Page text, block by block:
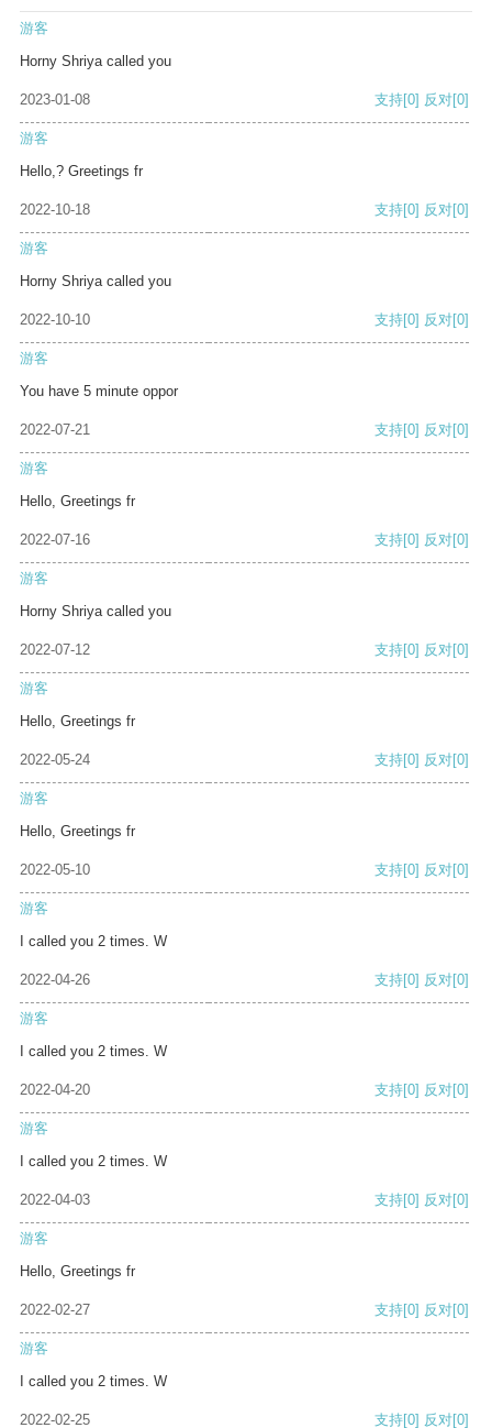
游客
Horny Shriya called you
2023-01-08 支持[0] 反对[0]
游客
Hello,? Greetings fr
2022-10-18 支持[0] 反对[0]
游客
Horny Shriya called you
2022-10-10 支持[0] 反对[0]
游客
You have 5 minute oppor
2022-07-21 支持[0] 反对[0]
游客
Hello, Greetings fr
2022-07-16 支持[0] 反对[0]
游客
Horny Shriya called you
2022-07-12 支持[0] 反对[0]
游客
Hello, Greetings fr
2022-05-24 支持[0] 反对[0]
游客
Hello, Greetings fr
2022-05-10 支持[0] 反对[0]
游客
I called you 2 times. W
2022-04-26 支持[0] 反对[0]
游客
I called you 2 times. W
2022-04-20 支持[0] 反对[0]
游客
I called you 2 times. W
2022-04-03 支持[0] 反对[0]
游客
Hello, Greetings fr
2022-02-27 支持[0] 反对[0]
游客
I called you 2 times. W
2022-02-25 支持[0] 反对[0]